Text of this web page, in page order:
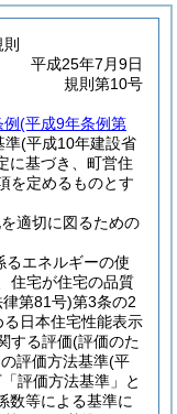
平成25年7月9日
規則第10号
(平成9年条例第
準(平成10年建設省
に基づき、町営住
を定めるものとす
適切に図るための
るエネルギーの使
住宅が住宅の品質
第81号)第3条の2
日本住宅性能表示
する評価(評価のた
評価方法基準(平
評価方法基準」と
数等による基準に